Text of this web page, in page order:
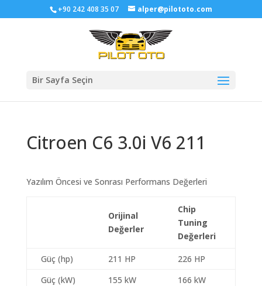
+90 242 408 35 07 alper@pilototo.com
Bir Sayfa Seçin
Citroen C6 3.0i V6 211
Yazılım Öncesi ve Sonrası Performans Değerleri
Orijinal
Değerler
Chip
Tuning
Değerleri
Güç (hp) 211 HP
226 HP
Güç (kW)
155 kW
166 kW